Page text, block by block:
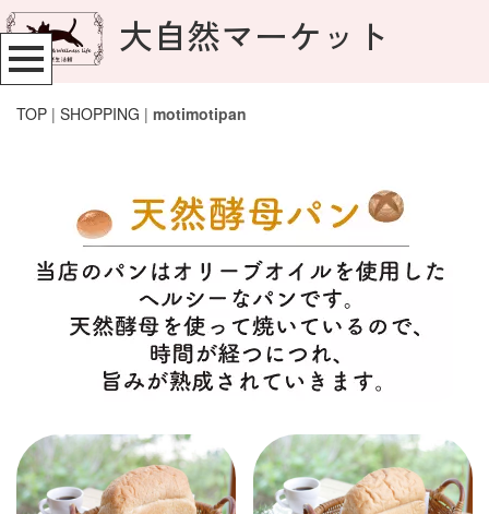
大自然マーケット
TOP | SHOPPING | motimotipan